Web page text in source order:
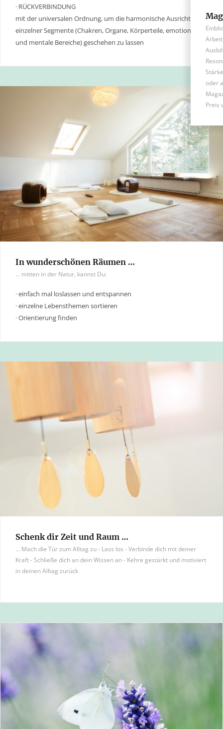
· RÜCKVERBINDUNG
mit der universalen Ordnung, um die harmonische Ausrichtung
einzelner Segmente (Chakren, Organe, Körperteile, emotionale
und mentale Bereiche) geschehen zu lassen
In wunderschönen Räumen …
... mitten in der Natur, kannst Du:
· einfach mal loslassen und entspannen
· einzelne Lebensthemen sortieren
· Orientierung finden
Schenk dir Zeit und Raum …
... Mach die Tür zum Alltag zu - Lass los - Verbinde dich mit deiner
Kraft - Schließe dich an dein Wissen an - Kehre gestärkt und motiviert
in deinen Alltag zurück
oder
Preis